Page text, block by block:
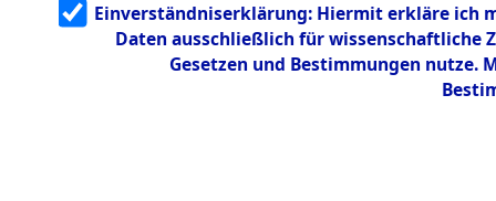
g
5.3.3
Todesmärsch
Einverständniserklärung: Hiermit erkläre ich
Daten ausschließlich für wissenschaftliche
Gesetzen und Bestimmungen nutze.